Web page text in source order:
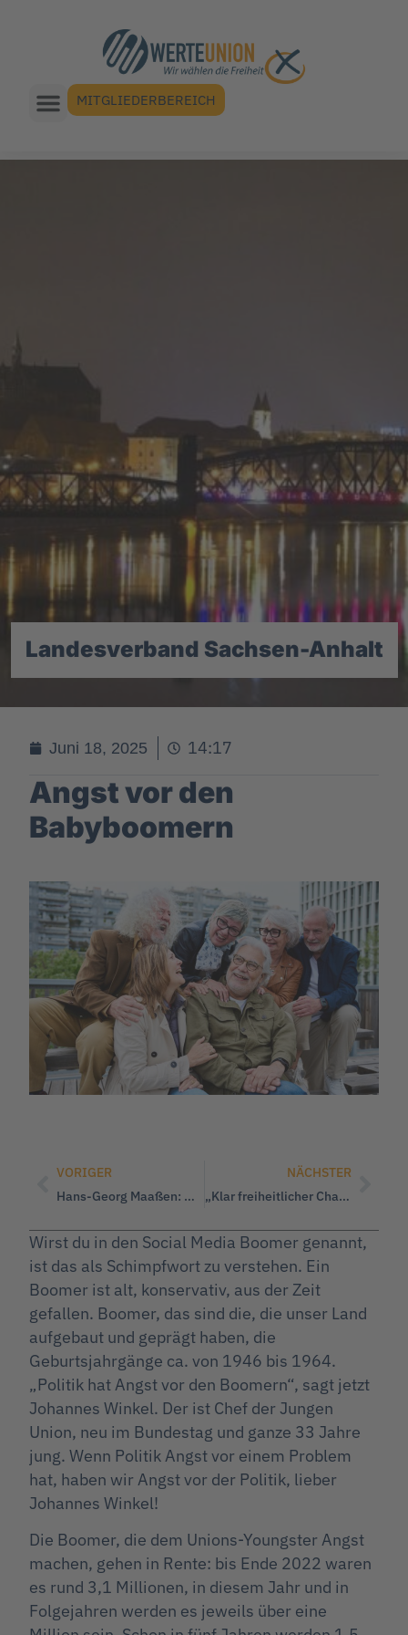
MITGLIEDERBEREICH
Landesverband Sachsen-Anhalt
Juni 18, 2025 14:17
Angst vor den
Babyboomern
VORIGER
Hans-Georg Maaßen: Diese EU ist undemokratisch
NÄCHSTER
„Klar freiheitlicher Charakter“ – WerteUnion verabschiedet Parteiprogramm
Wirst du in den Social Media Boomer genannt,
ist das als Schimpfwort zu verstehen. Ein
Boomer ist alt, konservativ, aus der Zeit
gefallen. Boomer, das sind die, die unser Land
aufgebaut und geprägt haben, die
Geburtsjahrgänge ca. von 1946 bis 1964.
„Politik hat Angst vor den Boomern“, sagt jetzt
Johannes Winkel. Der ist Chef der Jungen
Union, neu im Bundestag und ganze 33 Jahre
jung. Wenn Politik Angst vor einem Problem
hat, haben wir Angst vor der Politik, lieber
Johannes Winkel!
Die Boomer, die dem Unions-Youngster Angst
machen, gehen in Rente: bis Ende 2022 waren
es rund 3,1 Millionen, in diesem Jahr und in
Folgejahren werden es jeweils über eine